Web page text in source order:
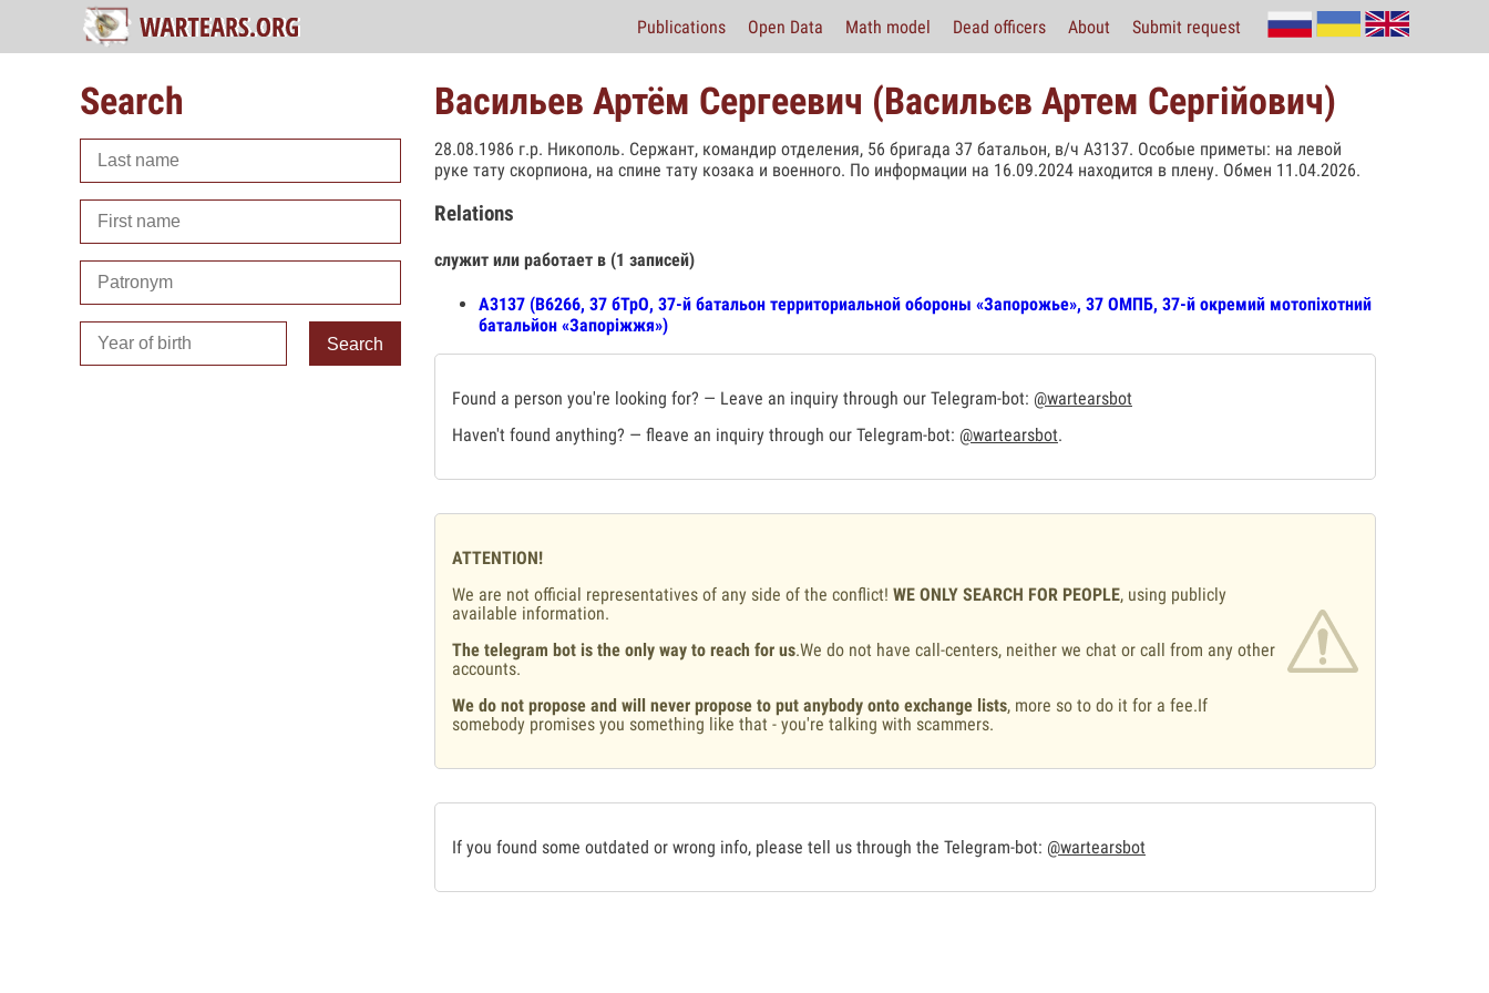
Publications Open Data Math model Dead officers About Submit request
Search
Search
Васильев Артём Сергеевич (Васильєв Артем Сергійович)
28.08.1986 г.р. Никополь. Сержант, командир отделения, 56 бригада 37 батальон, в/ч А3137. Особые приметы: на левой
руке тату скорпиона, на спине тату козака и военного. По информации на 16.09.2024 находится в плену. Обмен 11.04.2026.
Relations
служит или работает в (1 записей)
А3137 (В6266, 37 бТрО, 37-й батальон территориальной обороны «Запорожье», 37 ОМПБ, 37-й окремий мотопіхотний
батальйон «Запоріжжя»)
Found a person you're looking for? — Leave an inquiry through our Telegram-bot: @wartearsbot
Haven't found anything? — fleave an inquiry through our Telegram-bot: @wartearsbot.
ATTENTION!
We are not official representatives of any side of the conflict! WE ONLY SEARCH FOR PEOPLE, using publicly
available information.
The telegram bot is the only way to reach for us.We do not have call-centers, neither we chat or call from any other
accounts.
We do not propose and will never propose to put anybody onto exchange lists, more so to do it for a fee.If
somebody promises you something like that - you're talking with scammers.
If you found some outdated or wrong info, please tell us through the Telegram-bot: @wartearsbot